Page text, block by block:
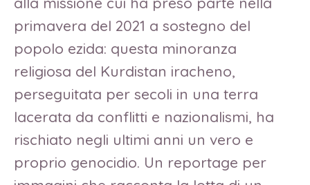
primavera del 2021 a sostegno del
popolo ezida: questa minoranza
religiosa del Kurdistan iracheno,
perseguitata per secoli in una terra
lacerata da conflitti e nazionalismi, ha
rischiato negli ultimi anni un vero e
proprio genocidio. Un reportage per